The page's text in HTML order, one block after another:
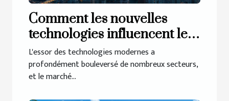
Comment les nouvelles
technologies influencent le
marché immobilier
L'essor des technologies modernes a
profondément bouleversé de nombreux secteurs,
et le marché...